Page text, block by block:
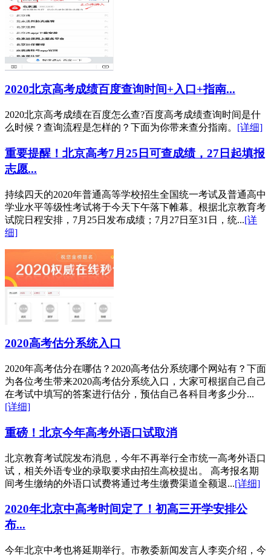
2020北京高考成绩百度查询时间+入口+指南...
2020北京高考成绩在百度怎么查?百度高考成绩查询时间是什
么时候？查询流程是怎样的？下面为你带来查分指南。 [详细]
重要提醒！北京高考7月25日可查成绩，27日起填报
志愿...
持续四天的2020年普通高等学校招生全国统一考试及普通高中
学业水平等级性考试将于今天下午落下帷幕。根据北京教育考
试院日程安排，7月25日发布成绩；7月27日至31日，统...[详
细]
2020高考估分系统入口
2020年高考估分在哪估？2020高考估分系统哪个网站有？下面
为各位考生带来2020高考估分系统入口，大家可根据自己自己
在考试中填写的答案进行估分，预估自己各科目考多少分...
[详细]
重磅！北京今年高考外语口试取消
北京教育考试院发布消息，今年不再举行全市统一高考外语口
试，相关外语专业的录取要求由招生高校提出。 高考报名期
间考生缴纳的外语口试费将通过考生缴费渠道全额退...[详细]
2020年北京中高考时间定了！初高三开学安排公
布...
今年北京中考也将延期举行。市教委新闻发言人李奕介绍，今